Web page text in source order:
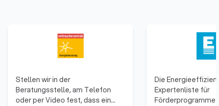
Stellen wir in der
Beratungsstelle, am Telefon
oder per Video fest, dass ein
Die
Expertenliste für
Förderprogramme